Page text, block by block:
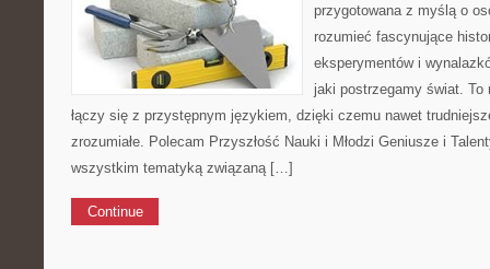
przygotowana z myślą o
rozumieć fascynujące
eksperymentów i
jaki postrzegamy świat.
łączy się z przystępnym językiem, dzięki czemu nawet
zrozumiałe. Polecam Przyszłość Nauki i Młodzi Geniusze i
wszystkim tematyką związaną […]
Continue